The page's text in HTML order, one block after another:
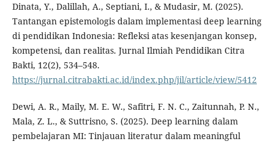
Dinata, Y., Dalillah, A., Septiani, I., & Mudasir, M. (2025).
Tantangan epistemologis dalam implementasi deep learning
di pendidikan Indonesia: Refleksi atas kesenjangan konsep,
kompetensi, dan realitas. Jurnal Ilmiah Pendidikan Citra
Bakti, 12(2), 534–548.
https://jurnal.citrabakti.ac.id/index.php/jil/article/view/5412
Dewi, A. R., Maily, M. E. W., Safitri, F. N. C., Zaitunnah, P. N.,
Mala, Z. L., & Suttrisno, S. (2025). Deep learning dalam
pembelajaran MI: Tinjauan literatur dalam meaningful